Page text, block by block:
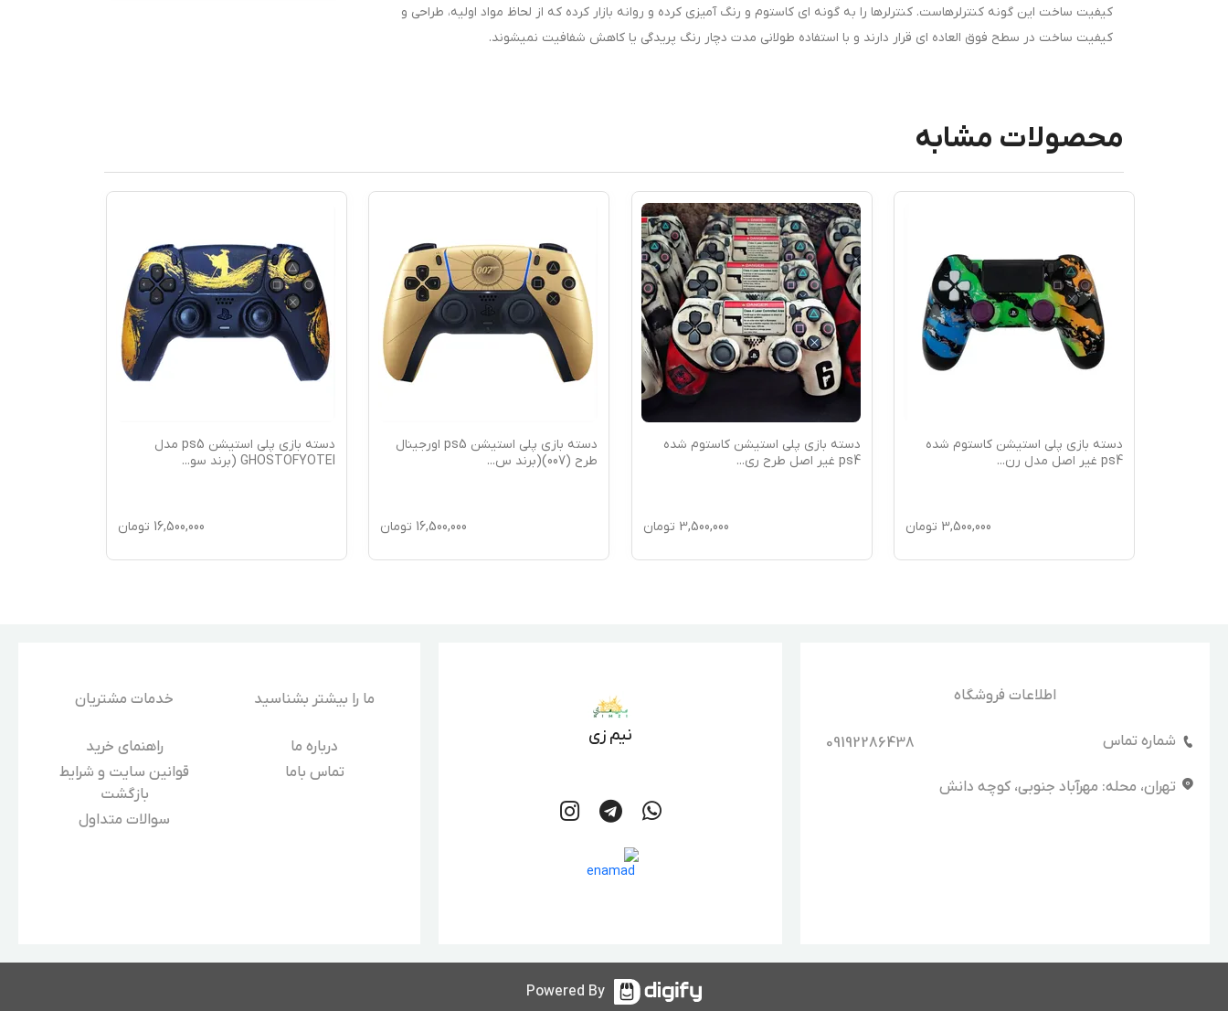
کیفیت ساخت این گونه کنترلرهاست. کنترلرها را به گونه ای کاستوم و رنگ آمیزی کرده و روانه بازار کرده که از لحاظ مواد اولیه، طراحی و
کیفیت ساخت در سطح فوق العاده ای قرار دارند و با استفاده طولانی مدت دچار رنگ پریدگی یا کاهش شفافیت نمیشوند.
محصولات مشابه
دسته بازی پلی استیشن کاستوم شده
ps4 غیر اصل مدل رن
...
3,500,000 تومان
دسته بازی پلی استیشن کاستوم شده
ps4 غیر اصل طرح ری
...
3,500,000 تومان
دسته بازی پلی استیشن ps5 اورجینال
طرح (007)(برند س
...
16,500,000 تومان
دسته بازی پلی استیشن ps5 مدل
GHOSTOFYOTEI (برند سو
...
16,500,000 تومان
اطلاعات فروشگاه
شماره تماس 09192286438
تهران، محله: مهرآباد جنوبی، کوچه دانش
نیم زی
ما را بیشتر بشناسید
درباره‌ ما
تماس باما
خدمات مشتریان
راهنمای خرید
قوانین سایت و شرایط
بازگشت
سوالات متداول
Powered By